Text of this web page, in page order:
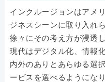
インクルージョンはアメ
ジネスシーンに取り入れ
徐々にその考え方が浸透
現代はデジタル化、情報
内外のありとあらゆる選
ービスを選べるようにな